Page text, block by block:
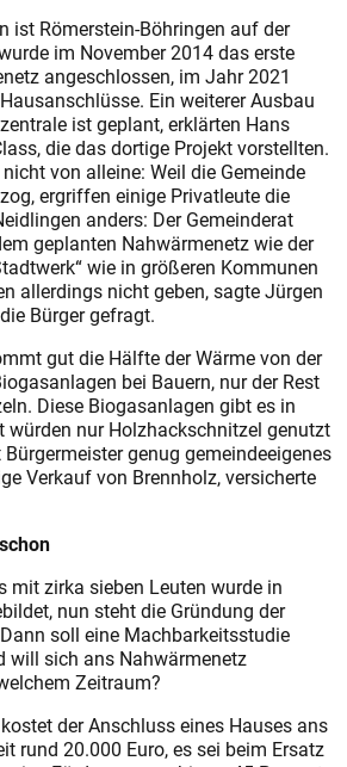
ist Römerstein-Böhringen auf der
im November 2014 das erste
angeschlossen, im Jahr 2021
Ein weiterer Ausbau
ist geplant, erklärten Hans
die das dortige Projekt vorstellten.
von alleine: Weil die Gemeinde
ergriffen einige Privatleute die
anders: Der Gemeinderat
geplanten Nahwärmenetz wie der
wie in größeren Kommunen
allerdings nicht geben, sagte Jürgen
Bürger gefragt.
gut die Hälfte der Wärme von der
bei Bauern, nur der Rest
Diese Biogasanlagen gibt es in
würden nur Holzhackschnitzel genutzt
genug gemeindeeigenes
Verkauf von Brennholz, versicherte
mit zirka sieben Leuten wurde in
nun steht die Gründung der
soll eine Machbarkeitsstudie
will sich ans Nahwärmenetz
Zeitraum?
der Anschluss eines Hauses ans
rund 20.000 Euro, es sei beim Ersatz